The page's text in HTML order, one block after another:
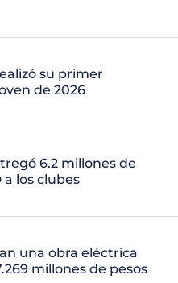
su primer
de 2026
6.2 millones de
a los clubes
una obra eléctrica
millones de pesos